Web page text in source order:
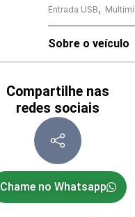
Entrada USB,
Sobre o veículo
Compartilhe nas
redes sociais
Chame no Whatsapp